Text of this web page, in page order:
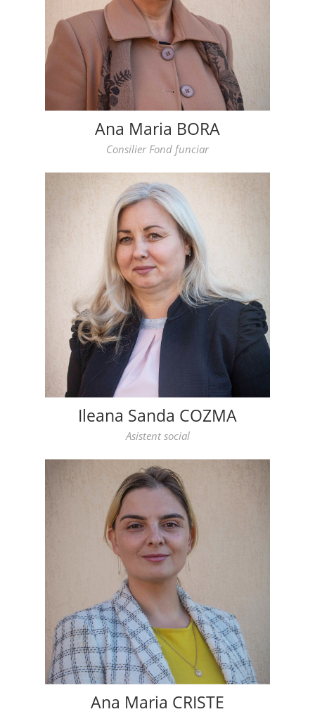
Ana Maria BORA
Consilier Fond funciar
Ileana Sanda COZMA
Asistent social
Ana Maria CRISTE